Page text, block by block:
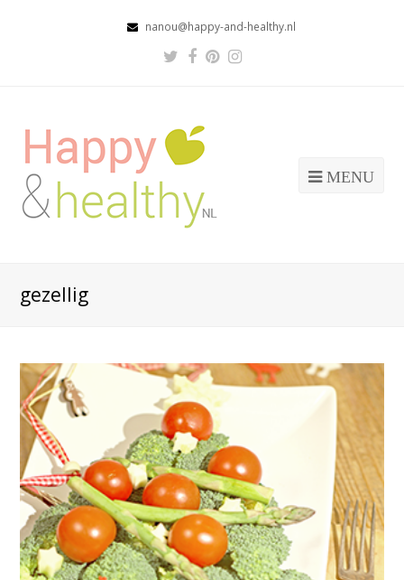
nanou@happy-and-healthy.nl
Twitter
Facebook
Pinterest
Instagram
MENU
gezellig